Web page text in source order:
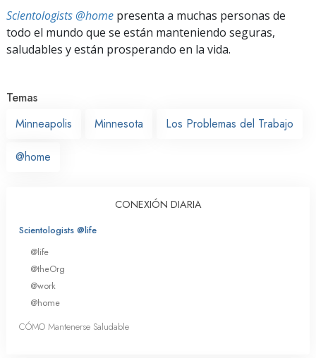
Scientologists @home presenta a muchas personas de
todo el mundo que se están manteniendo seguras,
saludables y están prosperando en la vida.
Temas
Minneapolis
Minnesota Los Problemas del Trabajo
@home
CONEXIÓN DIARIA
Scientologists @life
@life
@theOrg
@work
@home
CÓMO Mantenerse Saludable